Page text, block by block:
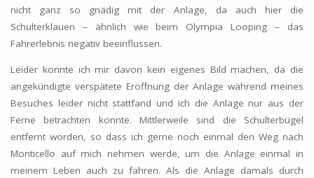
nicht ganz so gnädig mit der Anlage, da auch hier die
Schulterklauen – ähnlich wie beim Olympia Looping – das
Fahrerlebnis negativ beeinflussen.
Leider konnte ich mir davon kein eigenes Bild machen, da die
angekündigte verspätete Eröffnung der Anlage während meines
Besuches leider nicht stattfand und ich die Anlage nur aus der
Ferne betrachten konnte. Mittlerweile sind die Schulterbügel
entfernt worden, so dass ich gerne noch einmal den Weg nach
Monticello auf mich nehmen werde, um die Anlage einmal in
meinem Leben auch zu fahren. Als die Anlage damals durch